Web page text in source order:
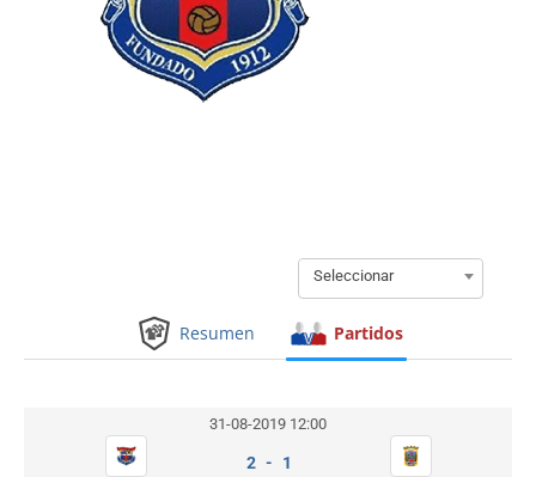
Seleccionar
Resumen Partidos
31-08-2019 12:00
2 - 1